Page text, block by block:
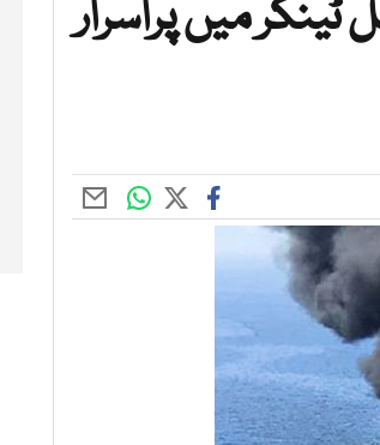
میں پُراسرار